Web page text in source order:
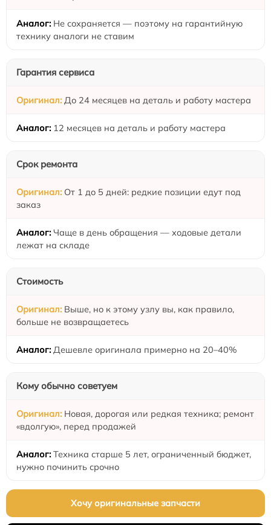
Не сохраняется — поэтому на гарантийную
технику аналоги не ставим
Гарантия сервиса
До 24 месяцев на деталь и работу мастера
12 месяцев на деталь и работу мастера
Срок ремонта
От 1 до 5 дней: редкие позиции едут под
заказ
Чаще в день обращения — ходовые детали
лежат на складе
Стоимость
Выше, но к этому узлу вы, как правило,
больше не возвращаетесь
Дешевле оригинала примерно на 20–40%
Кому обычно советуем
Новая, дорогая или редкая техника; ремонт
«вдолгую», перед продажей
Техника старше 5 лет, ограниченный бюджет,
нужно починить срочно
Хочу оригинальные запчасти